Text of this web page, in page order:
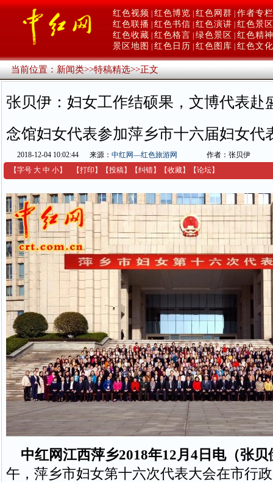
红色视频 红色博览 红色网群 作者专栏
红色联播 红色书信 红色演讲 红色景区
红色收藏 红色格言 绿色景区
红色精神
景区地图
红色日历 红色图库 红色文化
当前位置：新闻类>>特稿精选>>正文
张贝伊：妇女工作结硕果，文博代表
念馆妇女代表参加萍乡市十六届妇女代
2018-12-04 10:02:44 来源： 中红网—红色旅游网
作者：张贝伊
【字号 大 中 小】 【打印 】 【投稿】 【纠错】 【收藏】 【论坛】
中红网江西萍乡2018年12月4日电（张贝
午，萍乡市妇女第十六次代表大会在市行